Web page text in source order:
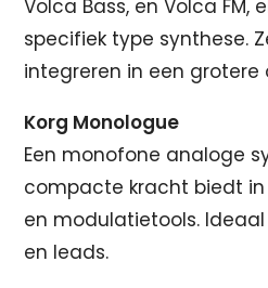
Volca Bass, en Volca FM,
specifiek type synthese.
integreren in een grotere
Korg Monologue
Een monofone analoge
compacte kracht biedt
en modulatietools.
en leads.